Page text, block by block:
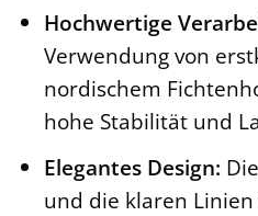
Hochwertige
Verwendung von
nordischem
hohe Stabilität und
Elegantes Design:
und die klaren